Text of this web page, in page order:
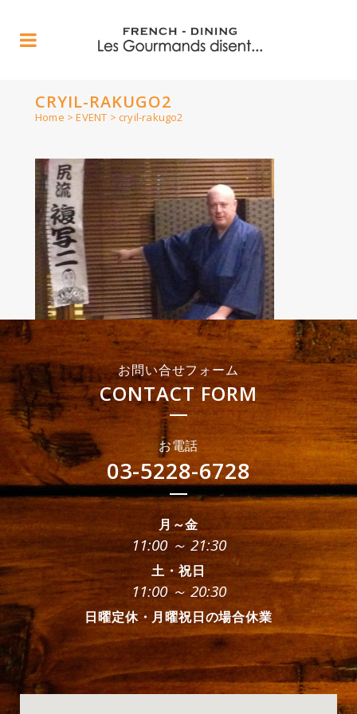
CRYIL-RAKUGO2
Home >EVENT > cryil-rakugo2
お問い合せフォーム
CONTACT FORM
お電話
03-5228-6728
月～金
11:00 ～ 21:30
土・祝日
11:00 ～ 20:30
日曜定休・月曜祝日の場合休業